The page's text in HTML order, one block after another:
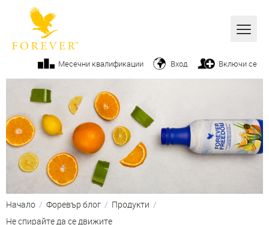
Всички
Алое вера
Бизнес
Продукти
Козметика
От ръководството
Месечни квалификации Вход Включи се
Начало / Форевър блог / Продукти /
Не спирайте да се движите